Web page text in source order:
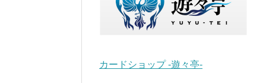
カードショップ -遊々亭-